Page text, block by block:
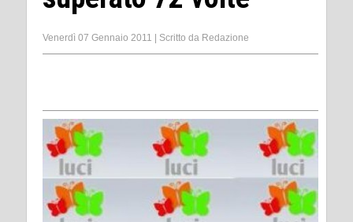
Venerdì 07 Gennaio 2011 Scritto da Redazione